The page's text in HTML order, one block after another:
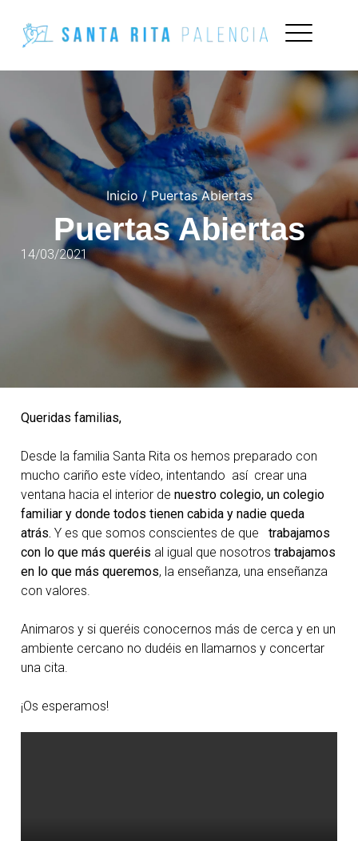
Inicio/Puertas Abiertas
Puertas Abiertas
14/03/2021
Queridas familias,
Desde la familia Santa Rita os hemos preparado con
mucho cariño este vídeo, intentando así crear una
ventana hacia el interior de nuestro colegio, un colegio
familiar y donde todos tienen cabida y nadie queda
atrás. Y es que somos conscientes de que trabajamos
con lo que más queréis al igual que nosotros trabajamos
en lo que más queremos, la enseñanza, una enseñanza
con valores.
Animaros y si queréis conocernos más de cerca y en un
ambiente cercano no dudéis en llamarnos y concertar
una cita.
¡Os esperamos!